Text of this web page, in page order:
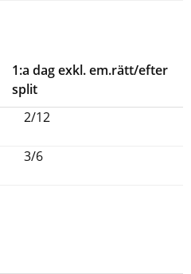
1:a dag exkl. em.rätt/efter
split
2/12
3/6